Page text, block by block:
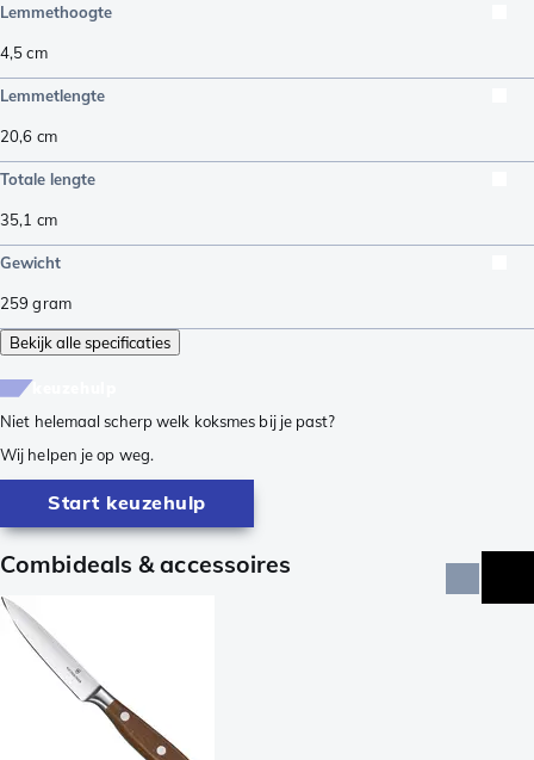
Lemmethoogte
4,5cm
Lemmetlengte
20,6 cm
Totale lengte
35,1 cm
Gewicht
259 gram
Bekijk alle specificaties
Niet helemaal scherp welk koksmes bij je past?
Wij helpen je op weg.
Start keuzehulp
Combideals & accessoires